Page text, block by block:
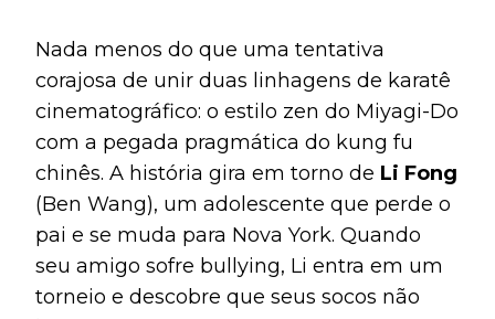
Nada menos do que uma tentativa
corajosa de unir duas linhagens de karatê
cinematográfico: o estilo zen do Miyagi-Do
com a pegada pragmática do kung fu
chinês. A história gira em torno de Li Fong
(Ben Wang), um adolescente que perde o
pai e se muda para Nova York. Quando
seu amigo sofre bullying, Li entra em um
torneio e descobre que seus socos não